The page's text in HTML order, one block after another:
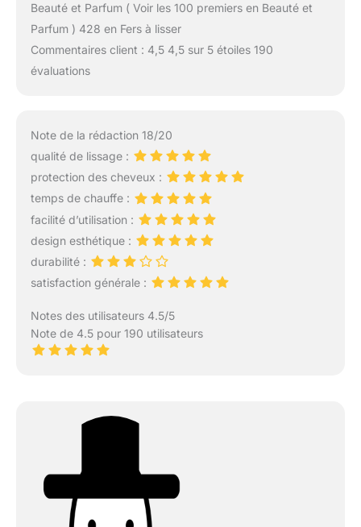
Beauté et Parfum ( Voir les 100 premiers en Beauté et
Parfum ) 428 en Fers à lisser
Commentaires client : 4,5 4,5 sur 5 étoiles 190
évaluations
Note de la rédaction 18/20
qualité de lissage :
protection des cheveux :
temps de chauffe :
facilité d’utilisation :
design esthétique :
durabilité :
satisfaction générale :
Notes des utilisateurs 4.5/5
Note de 4.5 pour 190 utilisateurs